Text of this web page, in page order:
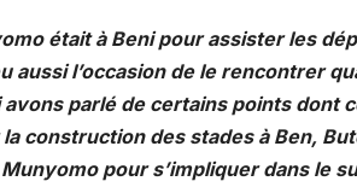
était à Beni pour assister les
aussi l’occasion de le rencontrer
parlé de certains points dont
construction des stades à Ben,
pour s’impliquer dans le